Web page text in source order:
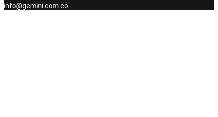
info@gemini.com.co